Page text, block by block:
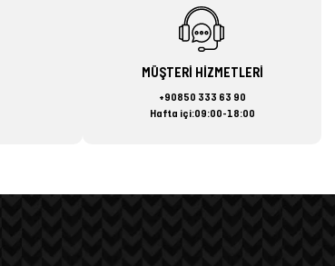
MÜŞTERİ HİZMETLERİ
+90850 333 63 90
Hafta içi:09:00-18:00